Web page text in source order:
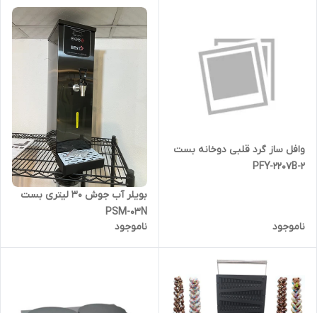
وافل ساز گرد قلبی دوخانه بست
PFY-2207B-2
ناموجود
بویلر آب جوش 30 لیتری بست
PSM-03N
ناموجود